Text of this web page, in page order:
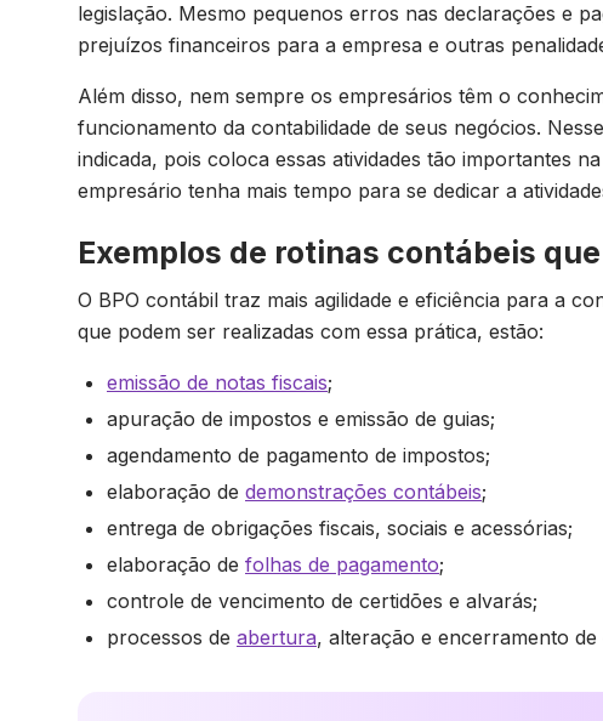
legislação. Mesmo pequenos erros nas declarações e
prejuízos financeiros para a empresa e outras
Além disso, nem sempre os empresários têm o
funcionamento da contabilidade de seus negócios.
indicada, pois coloca essas atividades tão importantes
empresário tenha mais tempo para se dedicar a
Exemplos de rotinas contábeis
O BPO contábil traz mais agilidade e eficiência para a
que podem ser realizadas com essa prática, estão:
emissão de notas fiscais;
apuração de impostos e emissão de guias;
agendamento de pagamento de impostos;
elaboração de demonstrações contábeis;
entrega de obrigações fiscais, sociais e acessórias;
elaboração de folhas de pagamento;
controle de vencimento de certidões e alvarás;
processos de abertura, alteração e encerramento de